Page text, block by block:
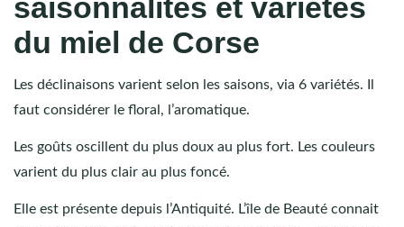
saisonnalités et variétés
du miel de Corse
Les déclinaisons varient selon les saisons, via 6 variétés. Il
faut considérer le floral, l’aromatique.
Les goûts oscillent du plus doux au plus fort. Les couleurs
varient du plus clair au plus foncé.
Elle est présente depuis l’Antiquité. L’île de Beauté connait